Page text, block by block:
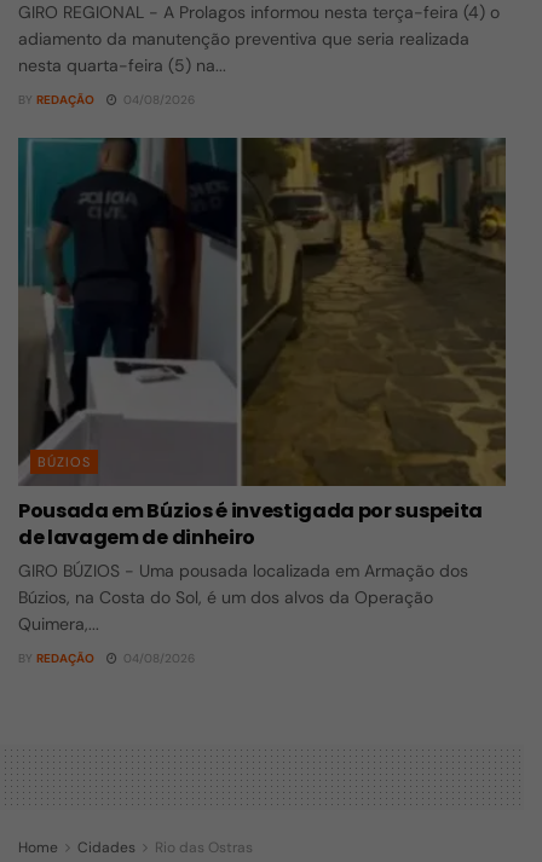
GIRO REGIONAL - A Prolagos informou nesta terça-feira (4) o
adiamento da manutenção preventiva que seria realizada
nesta quarta-feira (5) na...
BY REDAÇÃO 04/08/2026
BÚZIOS
Pousada em Búzios é investigada por suspeita
de lavagem de dinheiro
GIRO BÚZIOS - Uma pousada localizada em Armação dos
Búzios, na Costa do Sol, é um dos alvos da Operação
Quimera,...
BY REDAÇÃO 04/08/2026
Home Cidades Rio das Ostras